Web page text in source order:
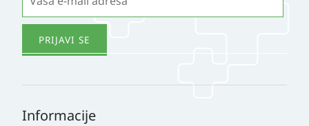
Informacije